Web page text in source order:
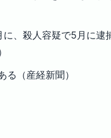
、殺人容疑で5月に逮
る（産経新聞）